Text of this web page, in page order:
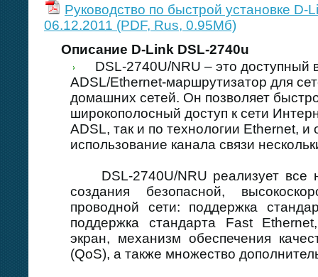
Руководство по быстрой установке D-
06.12.2011 (PDF, Rus, 0.95Mб)
Описание D-Link DSL-2740u
DSL-2740U/NRU – это доступный
ADSL/Ethernet-маршрутизатор для
домашних сетей. Он позволяет
широкополосный доступ к сети
ADSL, так и по технологии Ethernet, и
использование канала связи
DSL-2740U/NRU реализует все
создания безопасной,
проводной сети: поддержка
поддержка стандарта Fast
экран, механизм обеспечения
(QoS), а также множество